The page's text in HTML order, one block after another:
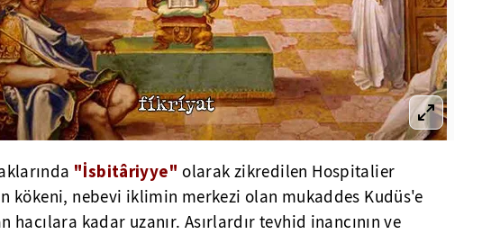
"İsbitâriyye" olarak zikredilen Hospitalier
kökeni, nebevi iklimin merkezi olan mukaddes Kudüs'e
hacılara kadar uzanır. Asırlardır tevhid inancının ve